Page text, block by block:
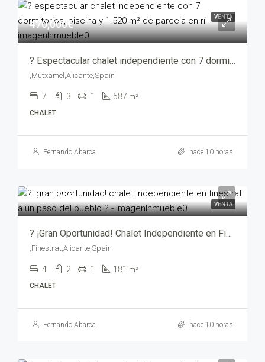
VENTA
470,000€
? Espectacular chalet independiente con 7 dormitorios, piscina y 1.520 m² de parcela en Rí – yechv1216-9080
,Mutxamel,Alicante,Spain
7 3 1 587 m²
CHALET
Fernando Abarca hace 10 horas
VENTA
465,000€
? ¡Gran Oportunidad! Chalet Independiente en Finestrat a un Paso del Pueblo ? – yechv1014-9080
,Finestrat,Alicante,Spain
4 2 1 181 m²
CHALET
Fernando Abarca hace 10 horas